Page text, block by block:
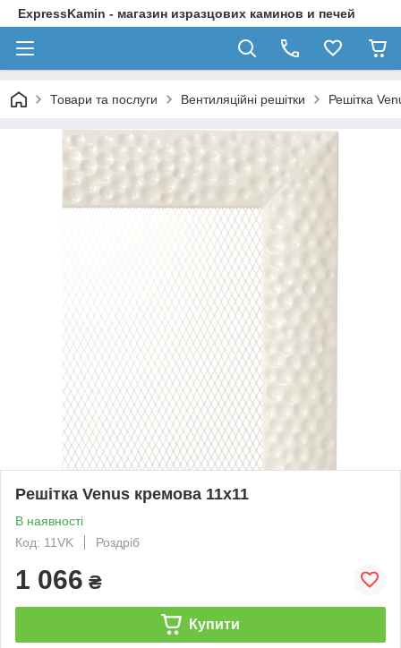
ExpressKamin - магазин изразцових каминов и печей
Товари та послуги Вентиляційні решітки Решітка
Решітка Venus кремова 11x11
В наявності
Код: 11VK
Роздріб
1 066 ₴
Купити